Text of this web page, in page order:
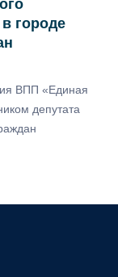
городе
ВПП «Единая
депутата